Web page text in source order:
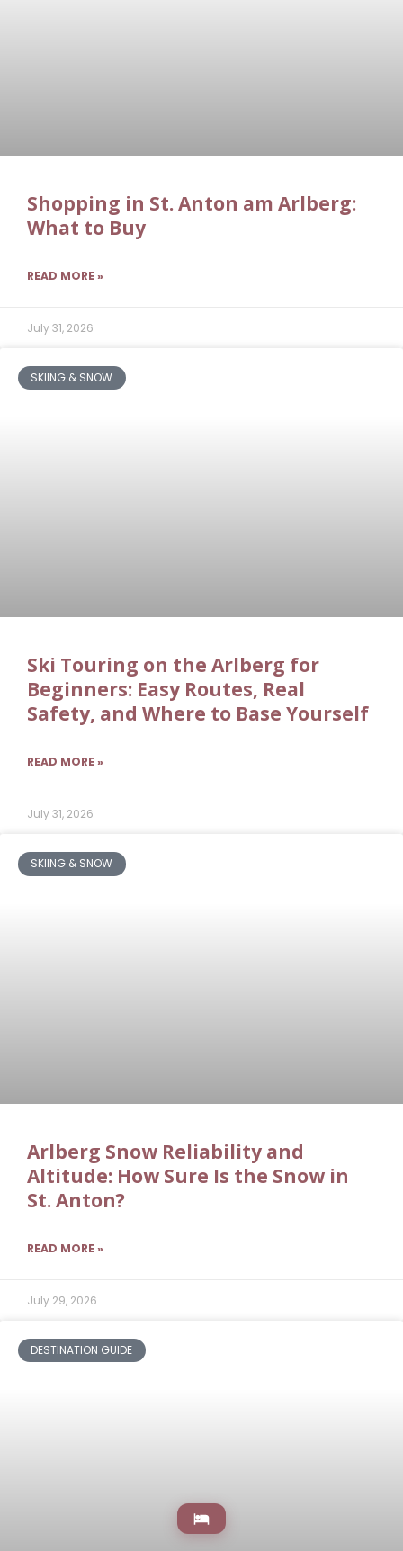
Shopping in St. Anton am Arlberg:
What to Buy
READ MORE »
July 31, 2026
SKIING & SNOW
Ski Touring on the Arlberg for
Beginners: Easy Routes, Real
Safety, and Where to Base Yourself
READ MORE »
July 31, 2026
SKIING & SNOW
Arlberg Snow Reliability and
Altitude: How Sure Is the Snow in
St. Anton?
READ MORE »
July 29, 2026
DESTINATION GUIDE